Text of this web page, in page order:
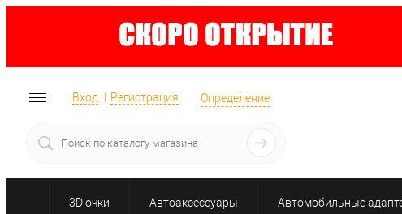
Вход Регистрация Определение
3D очки Автоаксессуары Автомобильные